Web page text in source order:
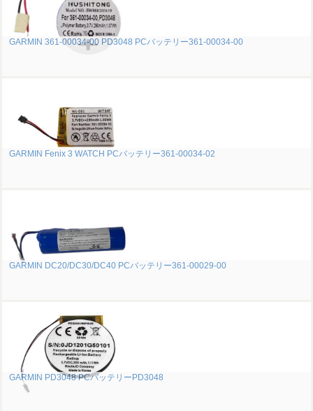
GARMIN 361-00034-00 PD3048 PCバッテリー361-00034-00
GARMIN Fenix 3 WATCH PCバッテリー361-00034-02
GARMIN DC20/DC30/DC40 PCバッテリー361-00029-00
GARMIN PD3048 PCバッテリーPD3048